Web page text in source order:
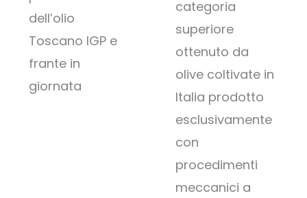
dell’olio
Toscano IGP e
frante in
giornata
categoria
superiore
ottenuto da
olive coltivate in
Italia prodotto
esclusivamente
con
procedimenti
meccanici a